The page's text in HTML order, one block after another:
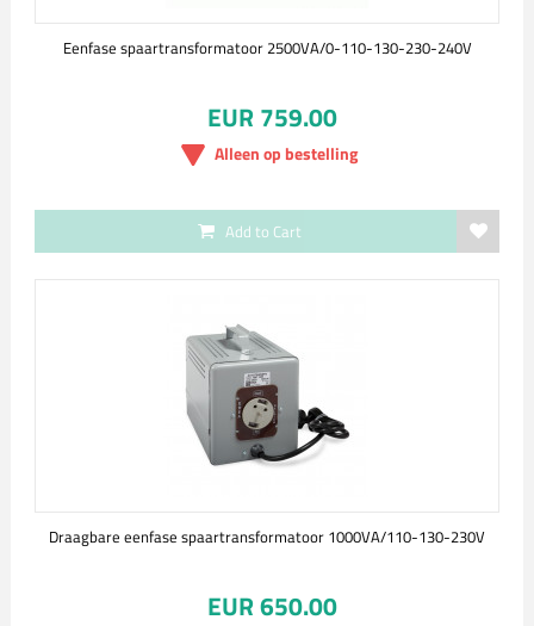
Eenfase spaartransformatoor 2500VA/0-110-130-230-240V
EUR 759.00
Alleen op bestelling
Add to Cart
Draagbare eenfase spaartransformatoor 1000VA/110-130-230V
EUR 650.00